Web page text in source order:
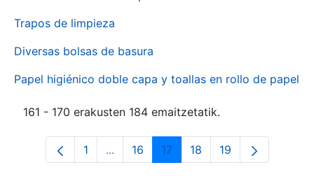
Trapos de limpieza
Diversas bolsas de basura
Papel higiénico doble capa y toallas en rollo de papel
161 - 170 erakusten 184 emaitzetatik.
Orrialdea
1 ...Intermediate Pages Use TAB to
Orrialdea
16 Orrialdea
17 Orrialdea
18 Orrialdea
19